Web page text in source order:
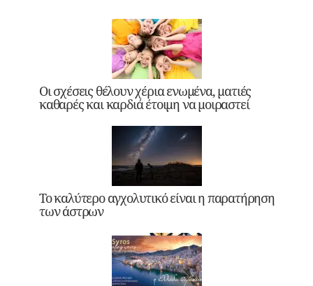
Οι σχέσεις θέλουν χέρια ενωμένα, ματιές
καθαρές και καρδιά έτοιμη να μοιραστεί
Το καλύτερο αγχολυτικό είναι η παρατήρηση
των άστρων